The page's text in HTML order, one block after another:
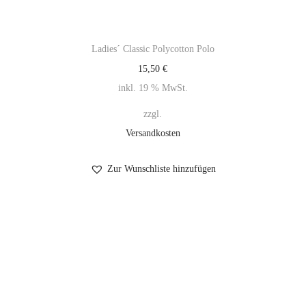
Ladies´ Classic Polycotton Polo
15,50€
inkl. 19 % MwSt.
zzgl.
Versandkosten
Zur Wunschliste hinzufügen